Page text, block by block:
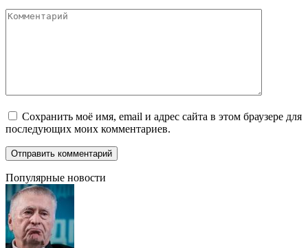
Комментарий
Сохранить моё имя, email и адрес сайта в этом браузере для
последующих моих комментариев.
Популярные новости